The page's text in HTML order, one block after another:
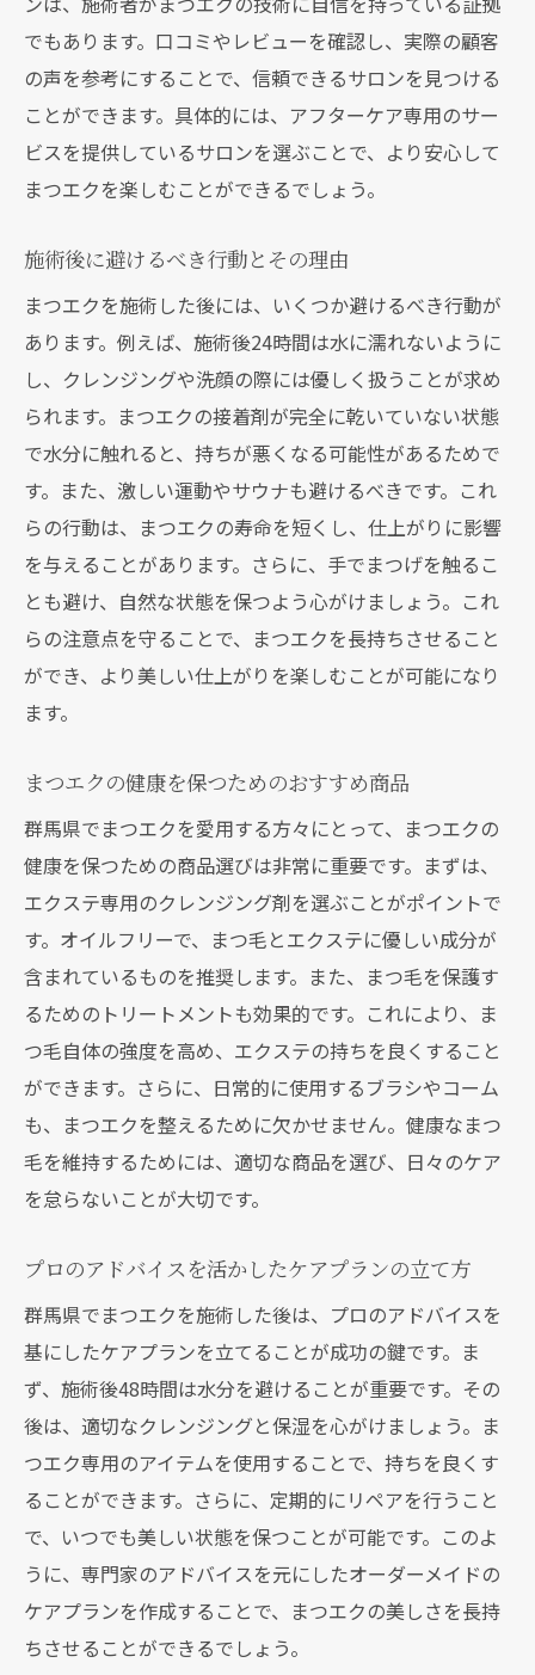
でもあります。口コミやレビューを確認し、実際の顧客
の声を参考にすることで、信頼できるサロンを見つける
ことができます。具体的には、アフターケア専用のサー
ビスを提供しているサロンを選ぶことで、より安心して
まつエクを楽しむことができるでしょう。
施術後に避けるべき行動とその理由
まつエクを施術した後には、いくつか避けるべき行動が
あります。例えば、施術後24時間は水に濡れないように
し、クレンジングや洗顔の際には優しく扱うことが求め
られます。まつエクの接着剤が完全に乾いていない状態
で水分に触れると、持ちが悪くなる可能性があるためで
す。また、激しい運動やサウナも避けるべきです。これ
らの行動は、まつエクの寿命を短くし、仕上がりに影響
を与えることがあります。さらに、手でまつげを触るこ
とも避け、自然な状態を保つよう心がけましょう。これ
らの注意点を守ることで、まつエクを長持ちさせること
ができ、より美しい仕上がりを楽しむことが可能になり
ます。
まつエクの健康を保つためのおすすめ商品
群馬県でまつエクを愛用する方々にとって、まつエクの
健康を保つための商品選びは非常に重要です。まずは、
エクステ専用のクレンジング剤を選ぶことがポイントで
す。オイルフリーで、まつ毛とエクステに優しい成分が
含まれているものを推奨します。また、まつ毛を保護す
るためのトリートメントも効果的です。これにより、ま
つ毛自体の強度を高め、エクステの持ちを良くすること
ができます。さらに、日常的に使用するブラシやコーム
も、まつエクを整えるために欠かせません。健康なまつ
毛を維持するためには、適切な商品を選び、日々のケア
を怠らないことが大切です。
プロのアドバイスを活かしたケアプランの立て方
群馬県でまつエクを施術した後は、プロのアドバイスを
基にしたケアプランを立てることが成功の鍵です。ま
ず、施術後48時間は水分を避けることが重要です。その
後は、適切なクレンジングと保湿を心がけましょう。ま
つエク専用のアイテムを使用することで、持ちを良くす
ることができます。さらに、定期的にリペアを行うこと
で、いつでも美しい状態を保つことが可能です。このよ
うに、専門家のアドバイスを元にしたオーダーメイドの
ケアプランを作成することで、まつエクの美しさを長持
ちさせることができるでしょう。